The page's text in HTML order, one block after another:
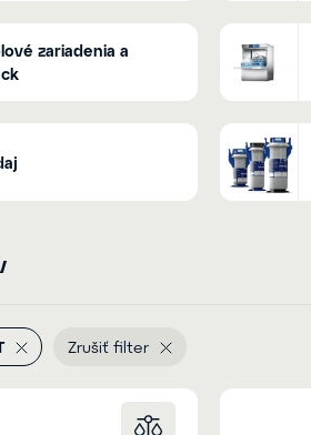
zariadenia a
Zrušiť filter